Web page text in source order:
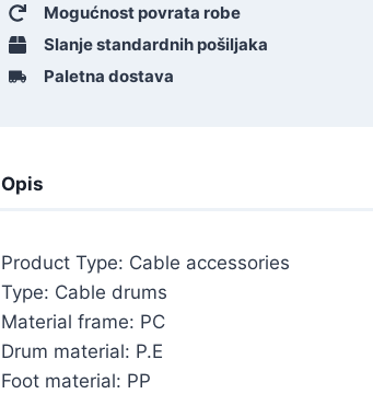
Mogućnost povrata robe
Slanje standardnih pošiljaka
Paletna dostava
Opis
Product Type: Cable accessories
Type: Cable drums
Material frame: PC
Drum material: P.E
Foot material: PP